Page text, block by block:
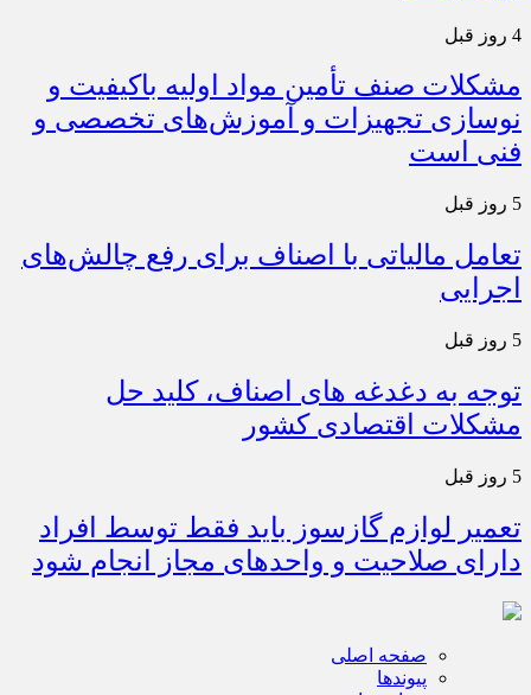
4 روز قبل
مشکلات صنف تأمین مواد اولیه باکیفیت و
نوسازی تجهیزات و آموزش‌های تخصصی و
فنی است
5 روز قبل
تعامل مالیاتی با اصناف برای رفع چالش‌های
اجرایی
5 روز قبل
توجه به دغدغه های اصناف، کلید حل
مشکلات اقتصادی کشور
5 روز قبل
تعمیر لوازم گازسوز باید فقط توسط افراد
دارای صلاحیت و واحدهای مجاز انجام شود
صفحه اصلی
پیوندها